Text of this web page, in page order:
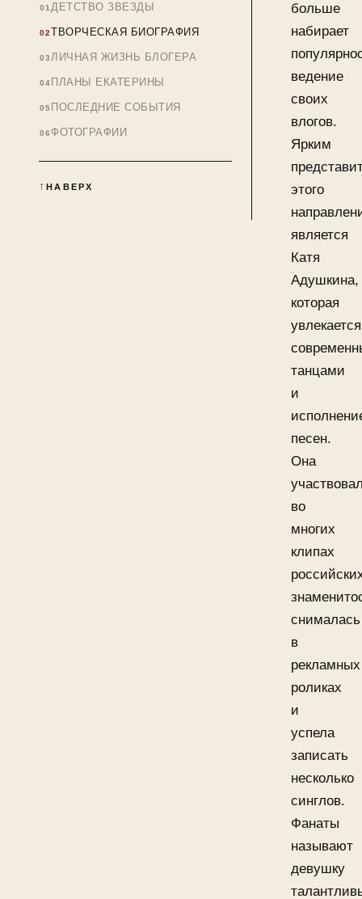
ДЕТСТВО ЗВЕЗДЫ
ТВОРЧЕСКАЯ БИОГРАФИЯ
ЛИЧНАЯ ЖИЗНЬ БЛОГЕРА
ПЛАНЫ ЕКАТЕРИНЫ
ПОСЛЕДНИЕ СОБЫТИЯ
ФОТОГРАФИИ
НАВЕРХ
больше
набирает
ведение
своих
влогов.
Ярким
этого
является
Катя
Адушкина,
которая
увлекается
танцами
и
песен.
Она
во
многих
клипах
снималась
в
рекламных
роликах
и
успела
записать
несколько
синглов.
Фанаты
называют
девушку